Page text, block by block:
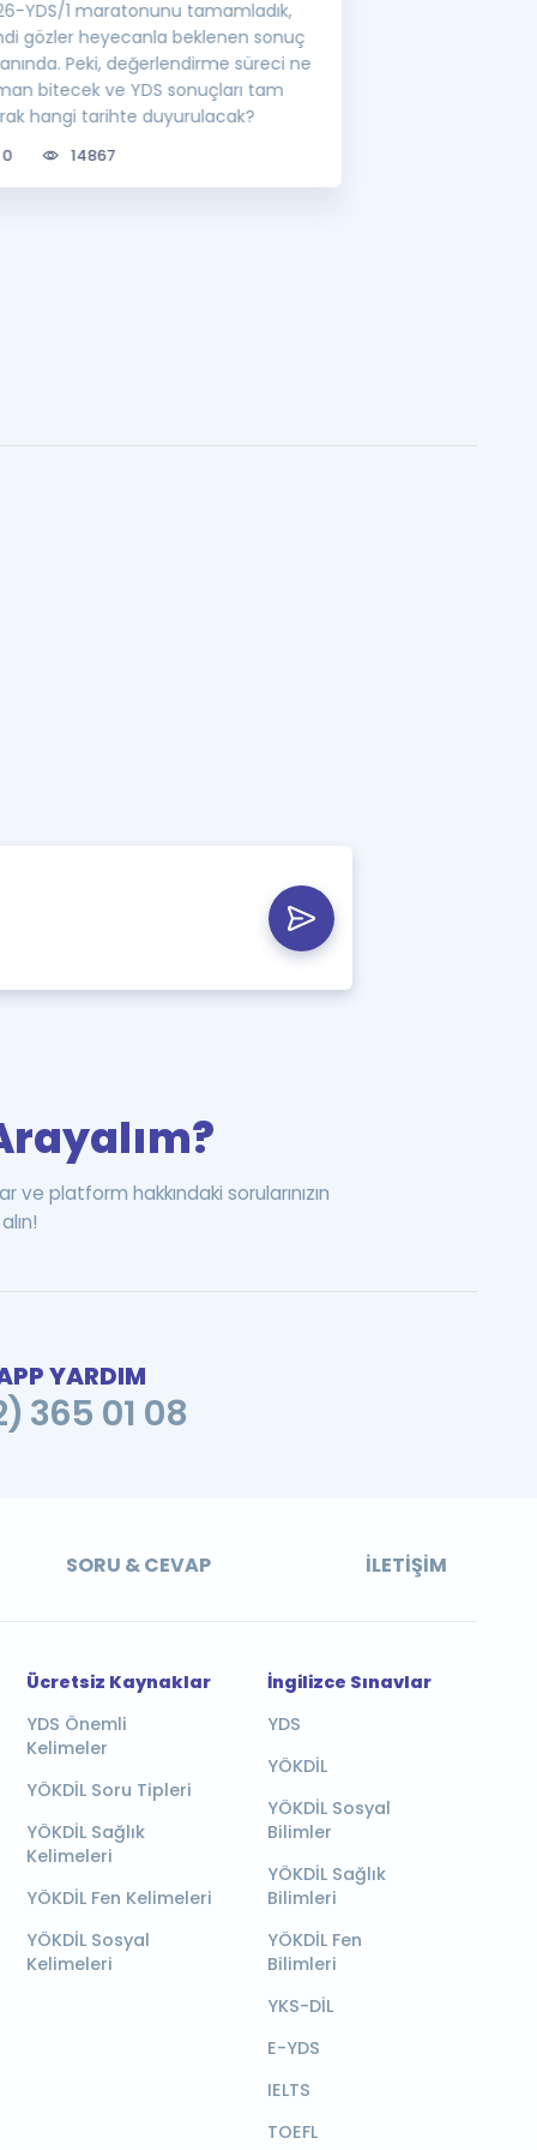
YDS/1 maratonunu tamamladık,
gözler heyecanla beklenen sonuç
Peki, değerlendirme süreci ne
bitecek ve YDS sonuçları tam
hangi tarihte duyurulacak?
0 14867
ve platform hakkındaki sorularınızın
YARDIM
365 01 08
SORU & CEVAP İLETIŞIM
Ücretsiz Kaynaklar
YDS Önemli
Kelimeler
YÖKDİL Soru Tipleri
YÖKDİL Sağlık
Kelimeleri
YÖKDİL Fen Kelimeleri
YÖKDİL Sosyal
Kelimeleri
İngilizce Sınavlar
YDS
YÖKDİL
YÖKDİL Sosyal
Bilimler
YÖKDİL Sağlık
Bilimleri
YÖKDİL Fen
Bilimleri
YKS-DİL
E-YDS
IELTS
TOEFL